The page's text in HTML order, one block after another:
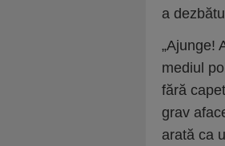
a
„Ajunge!
mediul
fără
grav
arată ca